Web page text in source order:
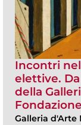
Incontri
elettive.
della
Galleria d'Arte